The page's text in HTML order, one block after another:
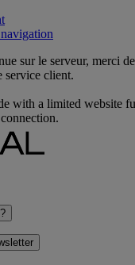
sur le serveur, merci
service client.
with a limited website